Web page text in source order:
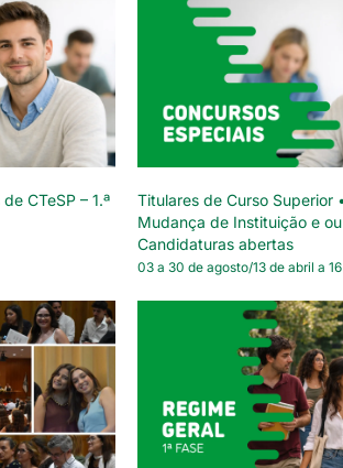
CTeSP – 1.ª
Titulares de Curso Superior •
Mudança de Instituição e
Candidaturas abertas
03 a 30 de agosto/13 de abril a